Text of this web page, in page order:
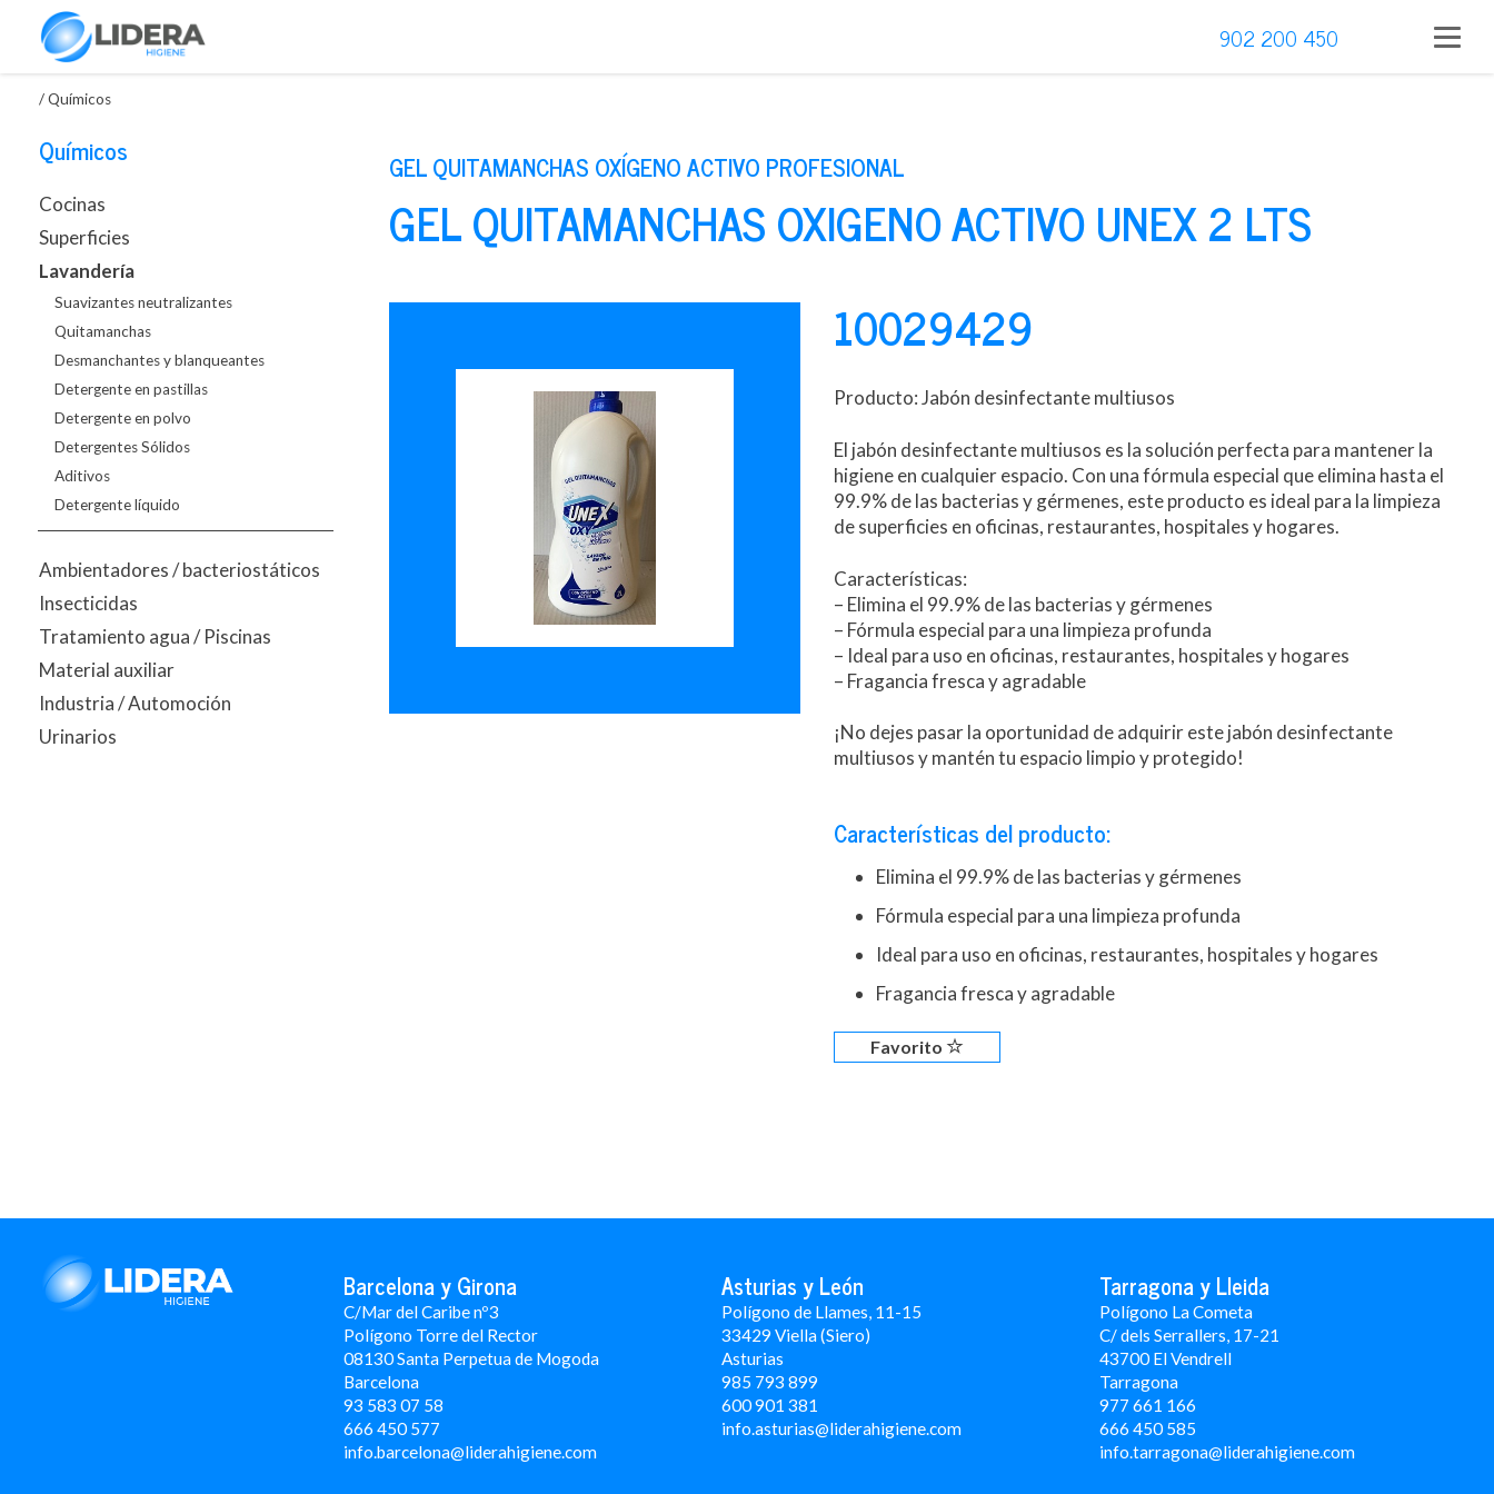
902 200 450
/Químicos
Químicos
Cocinas
Superficies
Lavandería
Suavizantes neutralizantes
Quitamanchas
Desmanchantes y blanqueantes
Detergente en pastillas
Detergente en polvo
Detergentes Sólidos
Aditivos
Detergente líquido
Ambientadores / bacteriostáticos
Insecticidas
Tratamiento agua / Piscinas
Material auxiliar
Industria / Automoción
Urinarios
GEL QUITAMANCHAS OXÍGENO ACTIVO PROFESIONAL
GEL QUITAMANCHAS OXIGENO ACTIVO UNEX 2 LTS
10029429
Producto: Jabón desinfectante multiusos
El jabón desinfectante multiusos es la solución perfecta para mantener la
higiene en cualquier espacio. Con una fórmula especial que elimina hasta el
99.9% de las bacterias y gérmenes, este producto es ideal para la limpieza
de superficies en oficinas, restaurantes, hospitales y hogares.
Características:
– Elimina el 99.9% de las bacterias y gérmenes
– Fórmula especial para una limpieza profunda
– Ideal para uso en oficinas, restaurantes, hospitales y hogares
– Fragancia fresca y agradable
¡No dejes pasar la oportunidad de adquirir este jabón desinfectante
multiusos y mantén tu espacio limpio y protegido!
Características del producto:
Elimina el 99.9% de las bacterias y gérmenes
Fórmula especial para una limpieza profunda
Ideal para uso en oficinas, restaurantes, hospitales y hogares
Fragancia fresca y agradable
Favorito
Barcelona y Girona
C/Mar del Caribe nº3
Polígono Torre del Rector
08130 Santa Perpetua de Mogoda
Barcelona
93 583 07 58
666 450 577
info.barcelona@liderahigiene.com
Asturias y León
Polígono de Llames, 11-15
33429 Viella (Siero)
Asturias
985 793 899
600 901 381
info.asturias@liderahigiene.com
Tarragona y Lleida
Polígono La Cometa
C/ dels Serrallers, 17-21
43700 El Vendrell
Tarragona
977 661 166
666 450 585
info.tarragona@liderahigiene.com